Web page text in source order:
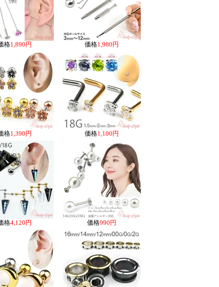
格1,890円 価格1,980円
格1,390円 価格1,100円
格4,120円 価格990円